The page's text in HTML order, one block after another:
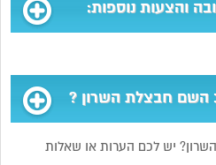
והצעות נוספות:
השם חבצלת השרון ?
יש לכם הערות או שאלות